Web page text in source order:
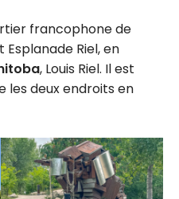
francophone de
Riel, en
, Louis Riel. Il est
les deux endroits en